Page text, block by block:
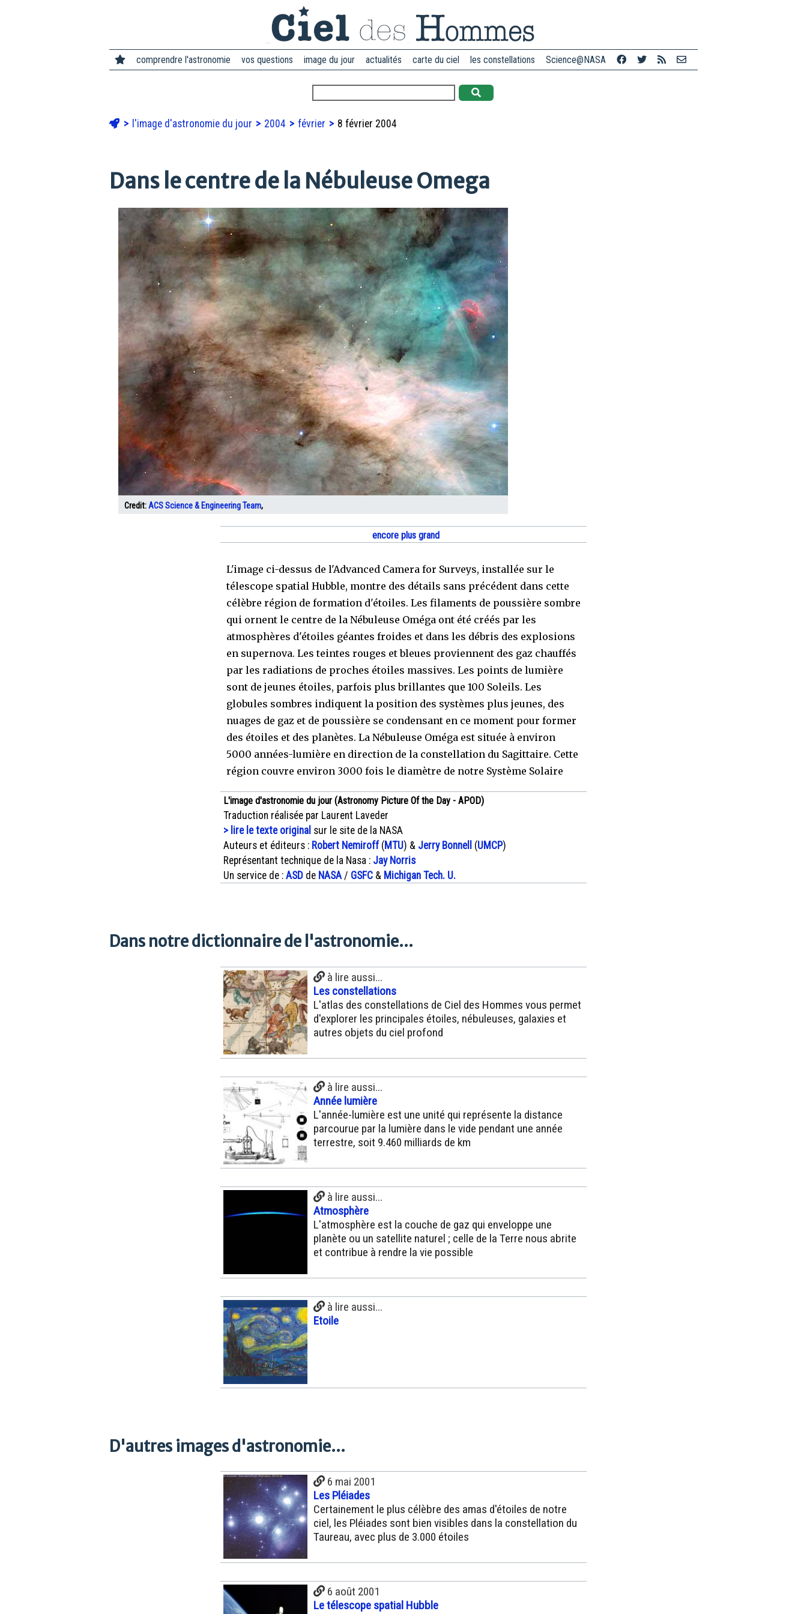
comprendre l'astronomie vos questions image du jour actualités carte du ciel les constellations Science@NASA
l'image d'astronomie du jour 2004 février 8 février 2004
Dans le centre de la Nébuleuse Omega
Credit:ACS Science & Engineering Team,
encore plus grand
L'image ci-dessus de l'Advanced Camera for Surveys, installée sur le
télescope spatial Hubble, montre des détails sans précédent dans cette
célèbre région de formation d'étoiles. Les filaments de poussière sombre
qui ornent le centre de la Nébuleuse Oméga ont été créés par les
atmosphères d'étoiles géantes froides et dans les débris des explosions
en supernova. Les teintes rouges et bleues proviennent des gaz chauffés
par les radiations de proches étoiles massives. Les points de lumière
sont de jeunes étoiles, parfois plus brillantes que 100 Soleils. Les
globules sombres indiquent la position des systèmes plus jeunes, des
nuages de gaz et de poussière se condensant en ce moment pour former
des étoiles et des planètes. La Nébuleuse Oméga est située à environ
5000 années-lumière en direction de la constellation du Sagittaire. Cette
région couvre environ 3000 fois le diamètre de notre Système Solaire
L'image d'astronomie du jour (Astronomy Picture Of the Day - APOD)
Traduction réalisée par Laurent Laveder
> lire le texte original sur le site de la NASA
Auteurs et éditeurs : Robert Nemiroff(MTU) & Jerry Bonnell (UMCP)
Représentant technique de la Nasa : Jay Norris
Un service de : ASD de NASA / GSFC & Michigan Tech. U.
Dans notre dictionnaire de l'astronomie...
à lire aussi...
Les constellations
L'atlas des constellations de Ciel des Hommes vous permet
d'explorer les principales étoiles, nébuleuses, galaxies et
autres objets du ciel profond
à lire aussi...
Année lumière
L'année-lumière est une unité qui représente la distance
parcourue par la lumière dans le vide pendant une année
terrestre, soit 9.460 milliards de km
à lire aussi...
Atmosphère
L'atmosphère est la couche de gaz qui enveloppe une
planète ou un satellite naturel ; celle de la Terre nous abrite
et contribue à rendre la vie possible
à lire aussi...
Etoile
D'autres images d'astronomie...
6 mai 2001
Les Pléiades
Certainement le plus célèbre des amas d'étoiles de notre
ciel, les Pléiades sont bien visibles dans la constellation du
Taureau, avec plus de 3.000 étoiles
6 août 2001
Le télescope spatial Hubble